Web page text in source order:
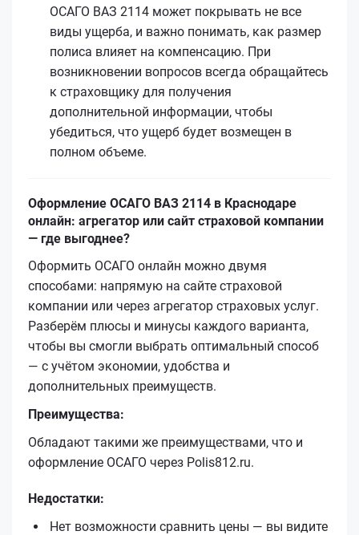
ОСАГО ВАЗ 2114 может покрывать не все
виды ущерба, и важно понимать, как размер
полиса влияет на компенсацию. При
возникновении вопросов всегда обращайтесь
к страховщику для получения
дополнительной информации, чтобы
убедиться, что ущерб будет возмещен в
полном объеме.
Оформление ОСАГО ВАЗ 2114 в Краснодаре
онлайн: агрегатор или сайт страховой компании
— где выгоднее?
Оформить ОСАГО онлайн можно двумя
способами: напрямую на сайте страховой
компании или через агрегатор страховых услуг.
Разберём плюсы и минусы каждого варианта,
чтобы вы смогли выбрать оптимальный способ
— с учётом экономии, удобства и
дополнительных преимуществ.
Преимущества:
Обладают такими же преимуществами, что и
оформление ОСАГО через Polis812.ru.
Недостатки:
Нет возможности сравнить цены — вы видите